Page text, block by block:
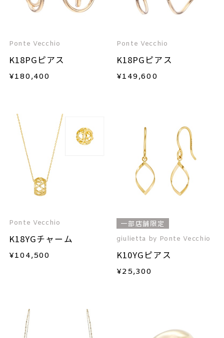
Ponte Vecchio
K18PGピアス
¥180,400
Ponte Vecchio
K18PGピアス
¥149,600
Ponte Vecchio
K18YGチャーム
¥104,500
一部店舗限定
giulietta by Ponte Vecchio
K10YGピアス
¥25,300